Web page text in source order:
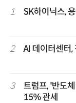
1 SK하이닉스,
2 AI 데이터센터
3
트럼프, '반도
15% 관세